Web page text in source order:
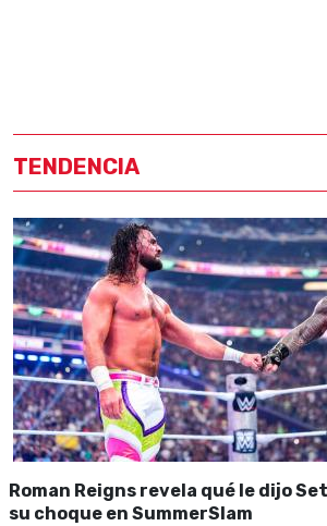
TENDENCIA
Roman Reigns revela qué le dijo
su choque en SummerSlam